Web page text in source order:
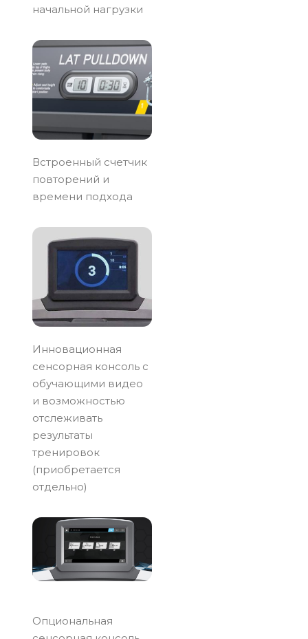
начальной нагрузки
Встроенный счетчик
повторений и
времени подхода
Инновационная
сенсорная консоль с
обучающими видео
и возможностью
отслеживать
результаты
тренировок
(приобретается
отдельно)
Опциональная